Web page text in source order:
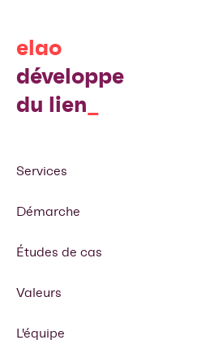
elao
développe
du lien
Services
Démarche
Études de cas
Valeurs
L'équipe